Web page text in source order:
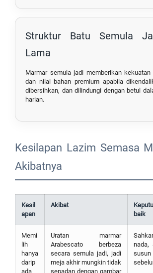
Struktur Batu Semula
Lama
Marmar semula jadi memberikan kekuatan
dan nilai bahan premium apabila
dibersihkan, dan dilindungi dengan betul
harian.
Kesilapan Lazim Semasa
Akibatnya
Kesil
apan
Akibat
baik
Memi
lih
hanya
darip
ada
Uratan marmar
Arabescato berbeza
secara semula jadi, jadi
meja akhir mungkin tidak
sepadan dengan gambar
nada,
susun